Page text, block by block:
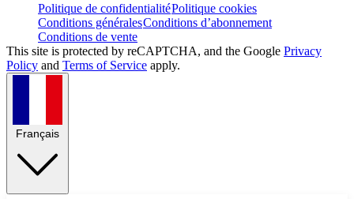
Politique de confidentialitéPolitique cookies
Conditions généralesConditions d’abonnement
Conditions de vente
This site is protected by reCAPTCHA, and the Google Privacy
Policy and Terms of Service apply.
Français